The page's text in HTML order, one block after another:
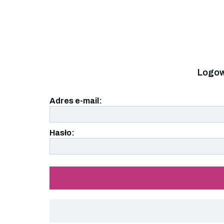
Adres e-mail:
Hasło: